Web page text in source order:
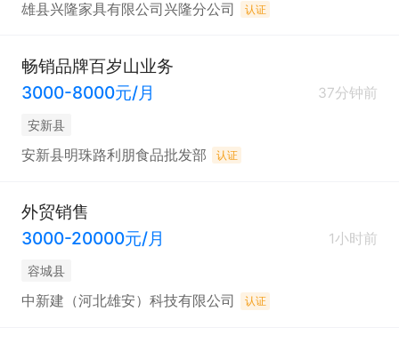
雄县兴隆家具有限公司兴隆分公司 认证
畅销品牌百岁山业务
3000-8000元/月
37分钟前
安新县
安新县明珠路利朋食品批发部 认证
外贸销售
3000-20000元/月
1小时前
容城县
中新建（河北雄安）科技有限公司 认证